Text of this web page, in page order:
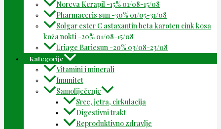
Noreva Kerapil -15% 01/08-15/08
Pharmaceris sun -30% 01/05-31/08
Solgar ester C astaxantin beta karoten cink kosa
koža nokti -20% 01/08-15/08
Uriage Bariesun -20% 03/08-23/08
Kategorije
Vitamini i minerali
Imunitet
Samoliječenje
Srce, jetra, cirkulacija
Digestivni trakt
Reproduktivno zdravlje